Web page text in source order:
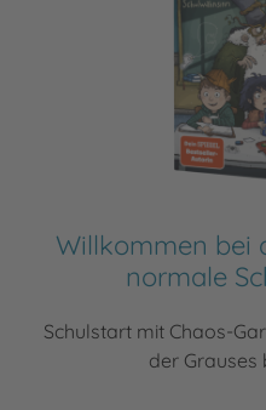
Willkommen bei
normale
Schulstart mit Chaos-
der Grauses